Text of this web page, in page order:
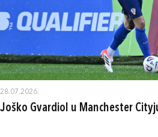
28.07.2026.
Joško Gvardiol u Manchester